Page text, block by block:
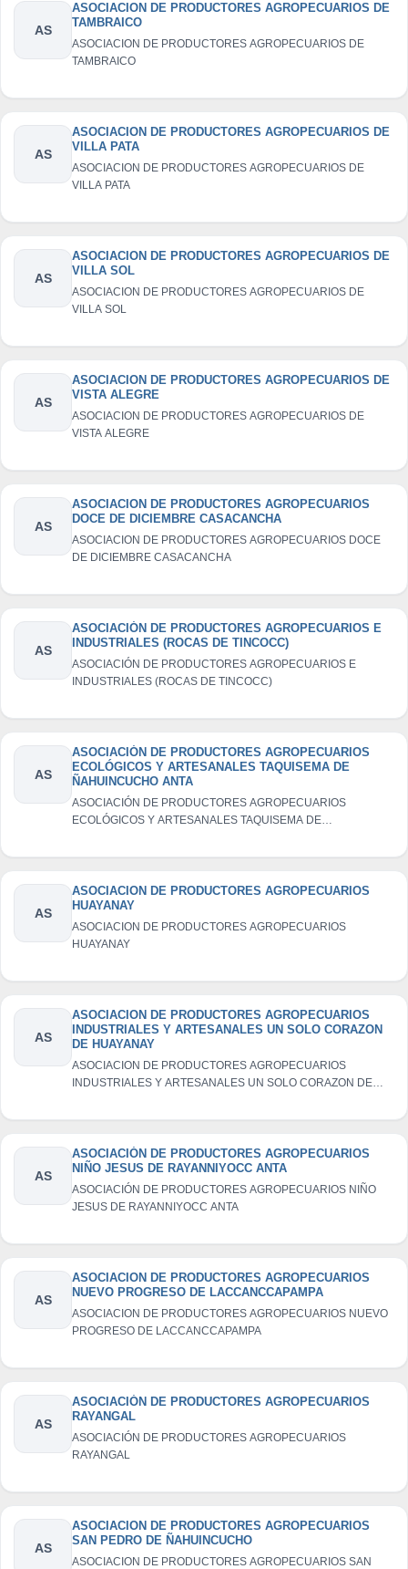
AS
ASOCIACION DE PRODUCTORES AGROPECUARIOS DE
TAMBRAICO
ASOCIACION DE PRODUCTORES AGROPECUARIOS DE
TAMBRAICO
AS
ASOCIACION DE PRODUCTORES AGROPECUARIOS DE
VILLA PATA
ASOCIACION DE PRODUCTORES AGROPECUARIOS DE
VILLA PATA
AS
ASOCIACION DE PRODUCTORES AGROPECUARIOS DE
VILLA SOL
ASOCIACION DE PRODUCTORES AGROPECUARIOS DE
VILLA SOL
AS
ASOCIACION DE PRODUCTORES AGROPECUARIOS DE
VISTA ALEGRE
ASOCIACION DE PRODUCTORES AGROPECUARIOS DE
VISTA ALEGRE
AS
ASOCIACION DE PRODUCTORES AGROPECUARIOS
DOCE DE DICIEMBRE CASACANCHA
ASOCIACION DE PRODUCTORES AGROPECUARIOS DOCE
DE DICIEMBRE CASACANCHA
AS
ASOCIACIÓN DE PRODUCTORES AGROPECUARIOS E
INDUSTRIALES (ROCAS DE TINCOCC)
ASOCIACIÓN DE PRODUCTORES AGROPECUARIOS E
INDUSTRIALES (ROCAS DE TINCOCC)
AS
ASOCIACIÓN DE PRODUCTORES AGROPECUARIOS
ECOLÓGICOS Y ARTESANALES TAQUISEMA DE
ÑAHUINCUCHO ANTA
ASOCIACIÓN DE PRODUCTORES AGROPECUARIOS
ECOLÓGICOS Y ARTESANALES TAQUISEMA DE
AS
ASOCIACION DE PRODUCTORES AGROPECUARIOS
HUAYANAY
ASOCIACION DE PRODUCTORES AGROPECUARIOS
HUAYANAY
AS
ASOCIACION DE PRODUCTORES AGROPECUARIOS
INDUSTRIALES Y ARTESANALES UN SOLO CORAZON
DE HUAYANAY
ASOCIACION DE PRODUCTORES AGROPECUARIOS
INDUSTRIALES Y ARTESANALES UN SOLO CORAZON DE
AS
ASOCIACIÓN DE PRODUCTORES AGROPECUARIOS
NIÑO JESUS DE RAYANNIYOCC ANTA
ASOCIACIÓN DE PRODUCTORES AGROPECUARIOS NIÑO
JESUS DE RAYANNIYOCC ANTA
AS
ASOCIACION DE PRODUCTORES AGROPECUARIOS
NUEVO PROGRESO DE LACCANCCAPAMPA
ASOCIACION DE PRODUCTORES AGROPECUARIOS NUEVO
PROGRESO DE LACCANCCAPAMPA
AS
ASOCIACIÓN DE PRODUCTORES AGROPECUARIOS
RAYANGAL
ASOCIACIÓN DE PRODUCTORES AGROPECUARIOS
RAYANGAL
AS
ASOCIACION DE PRODUCTORES AGROPECUARIOS
SAN PEDRO DE ÑAHUINCUCHO
ASOCIACION DE PRODUCTORES AGROPECUARIOS SAN